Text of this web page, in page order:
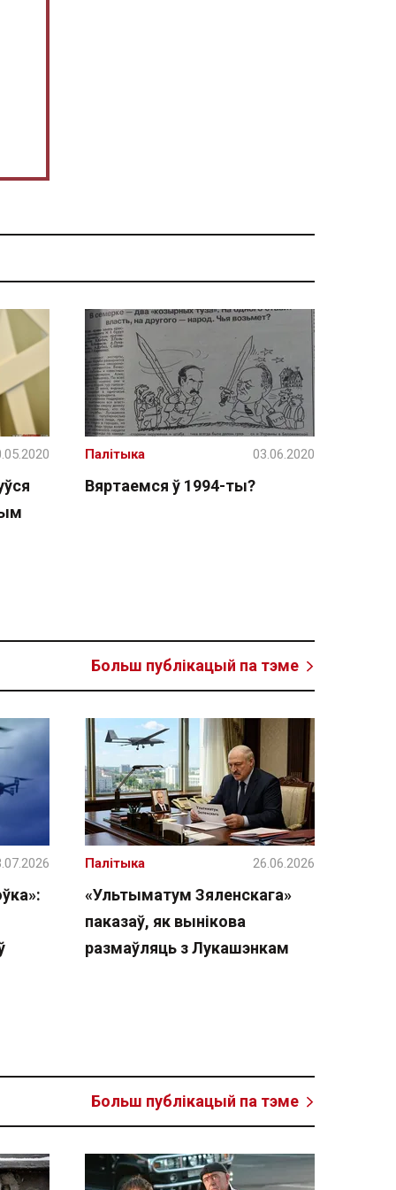
Вяртаемся ў 1994-ты?
Палітыка 03.06.2020
Больш публікацый па тэме
«Ультыматум Зяленскага»
паказаў, як вынікова
размаўляць з Лукашэнкам
Палітыка 26.06.2026
Больш публікацый па тэме